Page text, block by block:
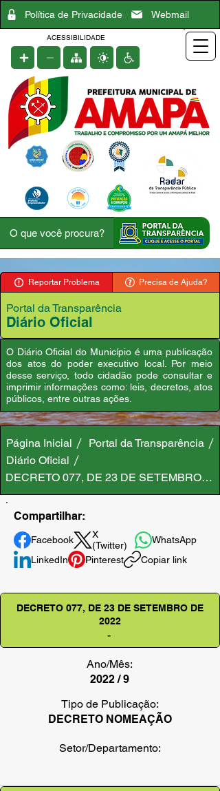
Política de Privacidade Webmail
ACESSIBILIDADE
Reportar Problema Precisa de Ajuda?
Portal da Transparência
Diário Oficial
O Diário Oficial do Município é uma publicação
dos atos do poder executivo local. Por meio
desse serviço, todo cidadão pode consultar e
imprimir informações como: leis, decretos, atos
públicos, entre outras ações.
Página Inicial
Portal da Transparência
Diário Oficial
DECRETO 077, DE 23 DE SETEMBRO DE
Compartilhar:
Facebook
X
(Twitter)
WhatsApp
LinkedIn
Pinterest Copiar link
DECRETO 077, DE 23 DE SETEMBRO DE
2022
-
Ano/Mês:
2022 / 9
Tipo de Publicação:
DECRETO NOMEAÇÃO
Setor/Departamento: